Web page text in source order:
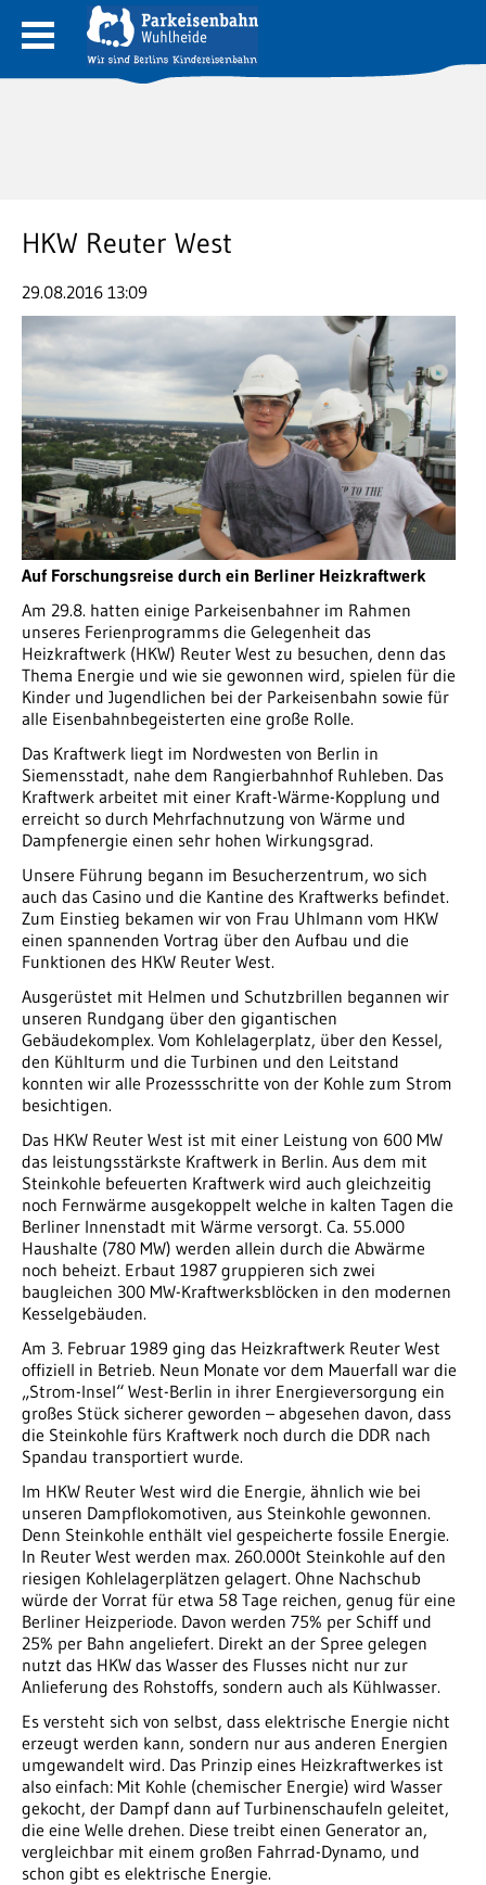
HKW Reuter West
29.08.2016 13:09
Auf Forschungsreise durch ein Berliner Heizkraftwerk
Am 29.8. hatten einige Parkeisenbahner im Rahmen
unseres Ferienprogramms die Gelegenheit das
Heizkraftwerk (HKW) Reuter West zu besuchen, denn das
Thema Energie und wie sie gewonnen wird, spielen für die
Kinder und Jugendlichen bei der Parkeisenbahn sowie für
alle Eisenbahnbegeisterten eine große Rolle.
Das Kraftwerk liegt im Nordwesten von Berlin in
Siemensstadt, nahe dem Rangierbahnhof Ruhleben. Das
Kraftwerk arbeitet mit einer Kraft-Wärme-Kopplung und
erreicht so durch Mehrfachnutzung von Wärme und
Dampfenergie einen sehr hohen Wirkungsgrad.
Unsere Führung begann im Besucherzentrum, wo sich
auch das Casino und die Kantine des Kraftwerks befindet.
Zum Einstieg bekamen wir von Frau Uhlmann vom HKW
einen spannenden Vortrag über den Aufbau und die
Funktionen des HKW Reuter West.
Ausgerüstet mit Helmen und Schutzbrillen begannen wir
unseren Rundgang über den gigantischen
Gebäudekomplex. Vom Kohlelagerplatz, über den Kessel,
den Kühlturm und die Turbinen und den Leitstand
konnten wir alle Prozessschritte von der Kohle zum Strom
besichtigen.
Das HKW Reuter West ist mit einer Leistung von 600 MW
das leistungsstärkste Kraftwerk in Berlin. Aus dem mit
Steinkohle befeuerten Kraftwerk wird auch gleichzeitig
noch Fernwärme ausgekoppelt welche in kalten Tagen die
Berliner Innenstadt mit Wärme versorgt. Ca. 55.000
Haushalte (780 MW) werden allein durch die Abwärme
noch beheizt. Erbaut 1987 gruppieren sich zwei
baugleichen 300 MW-Kraftwerksblöcken in den modernen
Kesselgebäuden.
Am 3. Februar 1989 ging das Heizkraftwerk Reuter West
offiziell in Betrieb. Neun Monate vor dem Mauerfall war die
„Strom-Insel“ West-Berlin in ihrer Energieversorgung ein
großes Stück sicherer geworden – abgesehen davon, dass
die Steinkohle fürs Kraftwerk noch durch die DDR nach
Spandau transportiert wurde.
Im HKW Reuter West wird die Energie, ähnlich wie bei
unseren Dampflokomotiven, aus Steinkohle gewonnen.
Denn Steinkohle enthält viel gespeicherte fossile Energie.
In Reuter West werden max. 260.000t Steinkohle auf den
riesigen Kohlelagerplätzen gelagert. Ohne Nachschub
würde der Vorrat für etwa 58 Tage reichen, genug für eine
Berliner Heizperiode. Davon werden 75% per Schiff und
25% per Bahn angeliefert. Direkt an der Spree gelegen
nutzt das HKW das Wasser des Flusses nicht nur zur
Anlieferung des Rohstoffs, sondern auch als Kühlwasser.
Es versteht sich von selbst, dass elektrische Energie nicht
erzeugt werden kann, sondern nur aus anderen Energien
umgewandelt wird. Das Prinzip eines Heizkraftwerkes ist
also einfach: Mit Kohle (chemischer Energie) wird Wasser
gekocht, der Dampf dann auf Turbinenschaufeln geleitet,
die eine Welle drehen. Diese treibt einen Generator an,
vergleichbar mit einem großen Fahrrad-Dynamo, und
schon gibt es elektrische Energie.